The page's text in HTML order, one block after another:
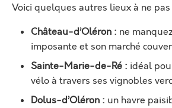
Voici quelques autres lieux à ne
Château-d’Oléron : ne
imposante et son marché
Sainte-Marie-de-Ré : idéal
vélo à travers ses vignobles
Dolus-d’Oléron : un havre